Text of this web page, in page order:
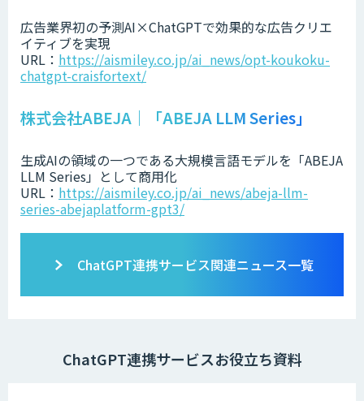
広告業界初の予測AI×ChatGPTで効果的な広告クリエ
イティブを実現
URL： https://aismiley.co.jp/ai_news/opt-koukoku-
chatgpt-craisfortext/
株式会社ABEJA｜「ABEJA LLM Series」
生成AIの領域の一つである大規模言語モデルを「ABEJA
LLM Series」として商用化
URL： https://aismiley.co.jp/ai_news/abeja-llm-
series-abejaplatform-gpt3/
ChatGPT連携サービス関連ニュース一覧
ChatGPT連携サービスお役立ち資料